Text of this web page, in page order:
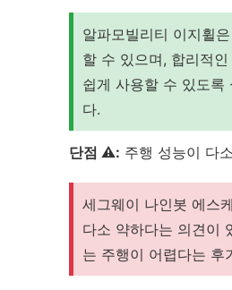
알파모빌리티 이지휠
할 수 있으며, 합리적
쉽게 사용할 수 있도록
다.
단점 ⚠️: 주행 성능이 다
세그웨이 나인봇 에스
다소 약하다는 의견이
는 주행이 어렵다는 후